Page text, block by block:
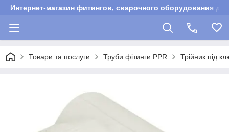
Интернет-магазин фитингов, сварочного оборудования
Товари та послуги Труби фітинги PPR Трійник під